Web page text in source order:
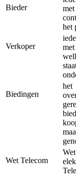
Bieder
het
Verkoper
Biedingen
Wet Telecom